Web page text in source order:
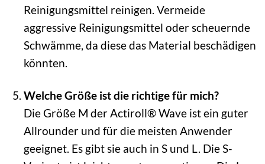
Reinigungsmittel reinigen. Vermeide
aggressive Reinigungsmittel oder scheuernde
Schwämme, da diese das Material beschädigen
könnten.
Welche Größe ist die richtige für mich?
Die Größe M der Actiroll® Wave ist ein guter
Allrounder und für die meisten Anwender
geeignet. Es gibt sie auch in S und L. Die S-